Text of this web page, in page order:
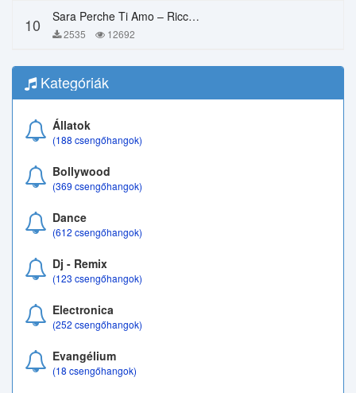
10 Sara Perche Ti Amo – Ricchi E Poveri
2535 12692
Kategóriák
Állatok
(188 csengőhangok)
Bollywood
(369 csengőhangok)
Dance
(612 csengőhangok)
Dj - Remix
(123 csengőhangok)
Electronica
(252 csengőhangok)
Evangélium
(18 csengőhangok)